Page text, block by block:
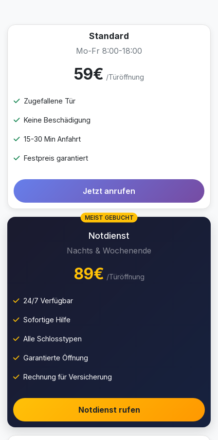
Standard
Mo-Fr 8:00-18:00
59€ /Türöffnung
Zugefallene Tür
Keine Beschädigung
15-30 Min Anfahrt
Festpreis garantiert
Jetzt anrufen
MEIST GEBUCHT
Notdienst
Nachts & Wochenende
89€ /Türöffnung
24/7 Verfügbar
Sofortige Hilfe
Alle Schlosstypen
Garantierte Öffnung
Rechnung für Versicherung
Notdienst rufen